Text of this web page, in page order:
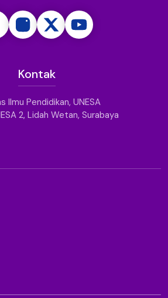
Kontak
Ilmu Pendidikan, UNESA
2, Lidah Wetan, Surabaya